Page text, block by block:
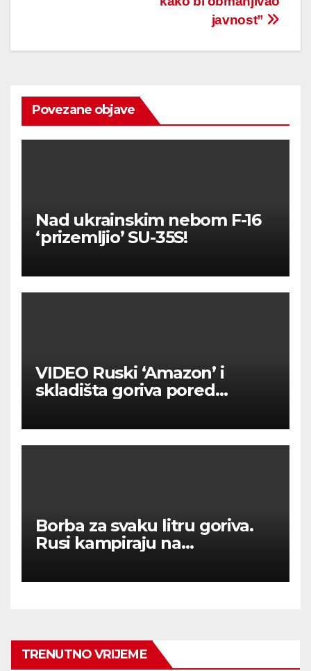
javnost”
Povezane objave
Nad ukrainskim nebom F-16
‘prizemljio’ SU-35S!
VIDEO Ruski ‘Amazon’ i
skladišta goriva pored
Borba za svaku litru goriva.
Rusi kampiraju na
TRENUTNO VRIJEME